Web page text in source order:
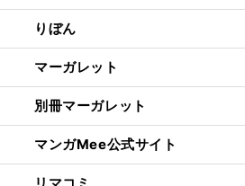
りぼん
マーガレット
別冊マーガレット
マンガMee公式サイト